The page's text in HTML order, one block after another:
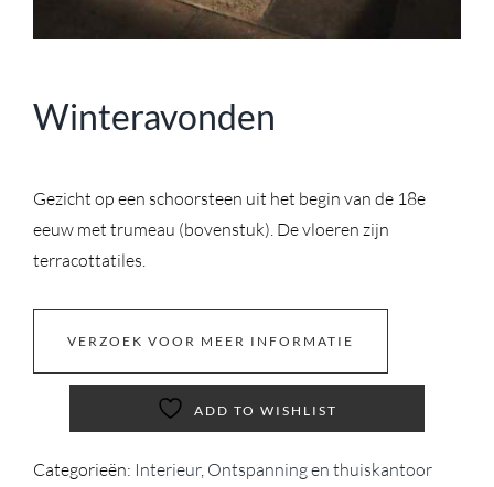
Winteravonden
Gezicht op een schoorsteen uit het begin van de 18e
eeuw met trumeau (bovenstuk). De vloeren zijn
terracottatiles.
VERZOEK VOOR MEER INFORMATIE
ADD TO WISHLIST
Categorieën: Interieur, Ontspanning en thuiskantoor